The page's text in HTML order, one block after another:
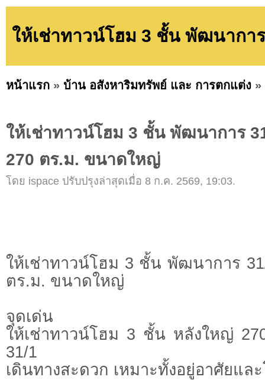
ให้เช่าทาวน์โฮม 3 ชั้น พัฒนากา
หน้าแรก » บ้าน อสังหาริมทรัพย์ และ การตกแต่ง »
ให้เช่าทาวน์โฮม 3 ชั้น พัฒนาการ
270 ตร.ม. ขนาดใหญ่
โดย ispace ปรับปรุงล่าสุดเมื่อ 8 ก.ค. 2569, 19:03.
ให้เช่าทาวน์โฮม 3 ชั้น พัฒนาการ
ตร.ม. ขนาดใหญ่
จุดเด่น
ให้เช่าทาวน์โฮม 3 ชั้น หลังใหญ่
31/1
เดินทางสะดวก เหมาะทั้งอยู่อาศัยแล